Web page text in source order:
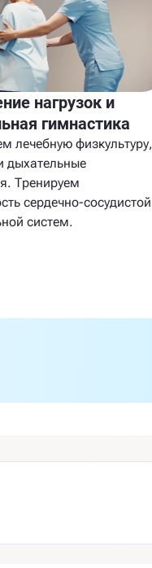
нагрузок и
гимнастика
лечебную физкультуру,
дыхательные
Тренируем
сердечно-сосудистой
систем.